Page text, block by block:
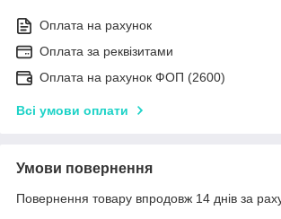
Оплата на рахунок
Оплата за реквізитами
Оплата на рахунок ФОП (2600)
Всі умови оплати
Умови повернення
Повернення товару впродовж 14 днів за